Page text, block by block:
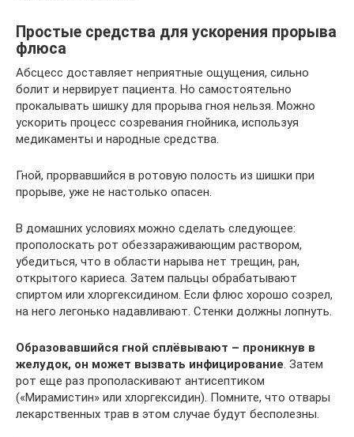
Простые средства для ускорения прорыва
флюса
Абсцесс доставляет неприятные ощущения, сильно
болит и нервирует пациента. Но самостоятельно
прокалывать шишку для прорыва гноя нельзя. Можно
ускорить процесс созревания гнойника, используя
медикаменты и народные средства.
Гной, прорвавшийся в ротовую полость из шишки при
прорыве, уже не настолько опасен.
В домашних условиях можно сделать следующее:
прополоскать рот обеззараживающим раствором,
убедиться, что в области нарыва нет трещин, ран,
открытого кариеса. Затем пальцы обрабатывают
спиртом или хлоргексидином. Если флюс хорошо созрел,
на него легонько надавливают. Стенки должны лопнуть.
Образовавшийся гной сплёвывают – проникнув в
желудок, он может вызвать инфицирование . Затем
рот еще раз прополаскивают антисептиком
(«Мирамистин» или хлоргексидин). Помните, что отвары
лекарственных трав в этом случае будут бесполезны.